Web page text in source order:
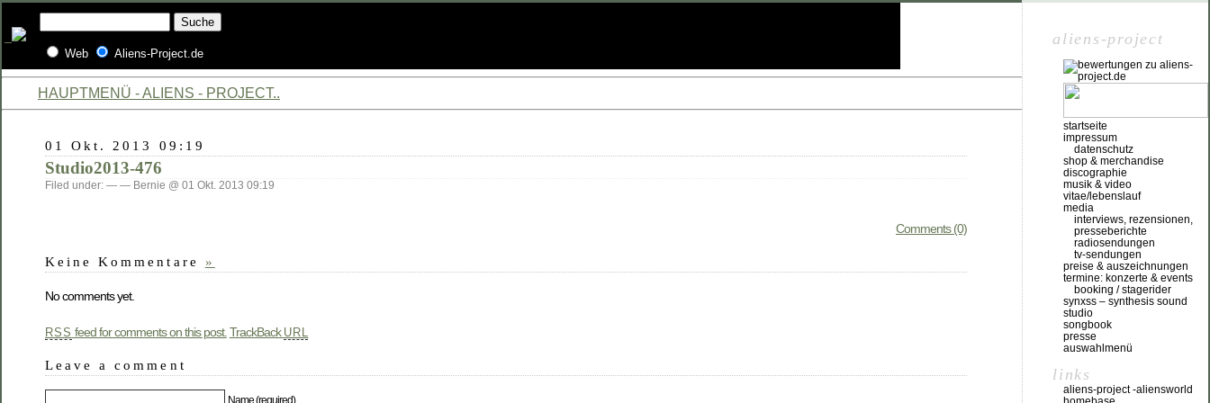
Web Aliens-Project.de
HAUPTMENÜ - ALIENS - PROJECT..
01 Okt. 2013 09:19
Studio2013-476
Filed under: — — Bernie @ 01 Okt. 2013 09:19
Comments (0)
Keine Kommentare »
No comments yet.
RSS feed for comments on this post. TrackBack URL
Leave a comment
Name (required)
aliens-project
startseite
impressum
datenschutz
shop & merchandise
discographie
musik & video
vitae/lebenslauf
media
interviews, rezensionen,
presseberichte
radiosendungen
tv-sendungen
preise & auszeichnungen
termine: konzerte & events
booking / stagerider
synxss – synthesis sound
studio
songbook
presse
auswahlmenü
links
aliens-project -aliensworld